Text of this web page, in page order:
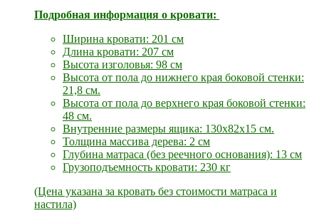
Подробная информация о кровати:
Ширина кровати: 201 см
Длина кровати: 207 см
Высота изголовья: 98 см
Высота от пола до нижнего края боковой стенки:
21,8 см.
Высота от пола до верхнего края боковой стенки:
48 см.
Внутренние размеры ящика: 130x82x15 см.
Толщина массива дерева: 2 см
Глубина матраса (без реечного основания): 13 см
Грузоподъемность кровати: 230 кг
(Цена указана за кровать без стоимости матраса и
настила)